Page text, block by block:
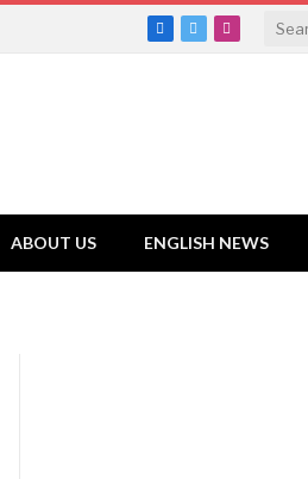
Facebook
TwitterInstagram
ABOUT US ENGLISH NEWS